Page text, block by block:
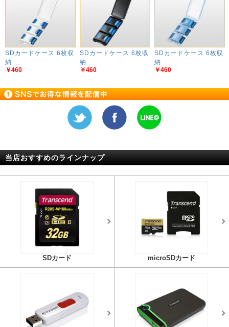
SDカードケース 6枚収
納 ...
￥460
SDカードケース 6枚収
納 ...
￥460
SDカードケース 6枚収
納 ...
￥460
当店おすすめのラインナップ
SDカード microSDカード